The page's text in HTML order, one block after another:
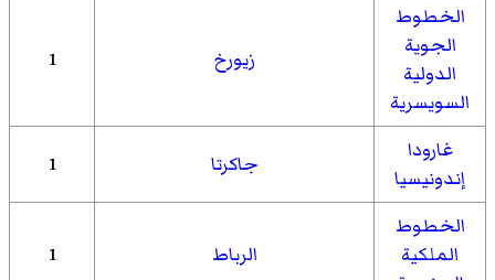
الخطوط
الجوية
الدولية
السويسرية
زيورخ 1
غارودا
إندونيسيا
جاكرتا 1
الخطوط
الملكية
الرباط 1